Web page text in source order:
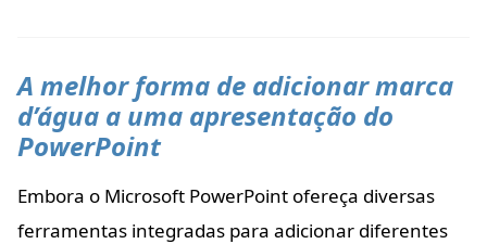
A melhor forma de adicionar marca
d’água a uma apresentação do
PowerPoint
Embora o Microsoft PowerPoint ofereça diversas
ferramentas integradas para adicionar diferentes